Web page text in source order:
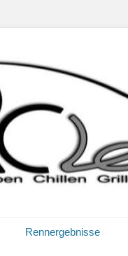
schrauben...
Rennergebnisse